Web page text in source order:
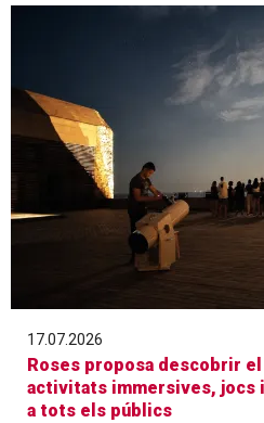
17.07.2026
Roses proposa descobrir
activitats immersives, jocs
a tots els públics